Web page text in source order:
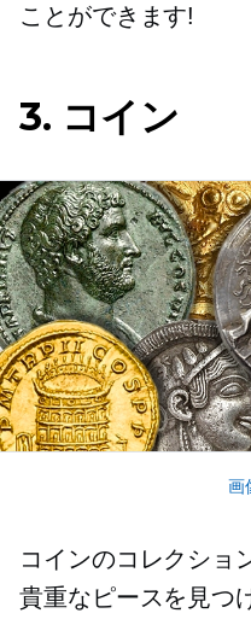
ことができます!
3. コイン
画
コインのコレクショ
貴重なピースを見つ